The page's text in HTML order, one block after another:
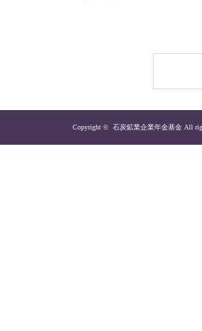
Copyright © 石炭鉱業企業年金基金 All